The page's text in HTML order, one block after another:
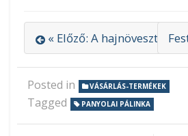
« Előző: A hajnövesztő
Posted in VÁSÁRLÁS-TERMÉKEK
Tagged PANYOLAI PÁLINKA